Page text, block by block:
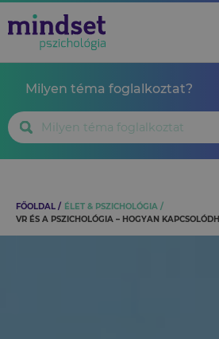
Milyen téma foglalkoztat?
FŐOLDAL
ÉLET & PSZICHOLÓGIA
VR ÉS A PSZICHOLÓGIA – HOGYAN